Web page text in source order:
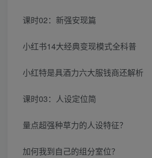
课时02：新强安现篇
小红书14大经典变现模式全科普
小红特是具酒力六大服钱商还解析
课时03：人设定位简
量点超强种草力的人设特征？
加何我到自己的组分室位？